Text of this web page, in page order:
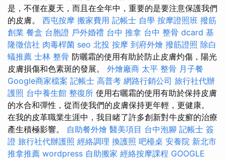
是，不僅在夏天，而且在全年中，重要的是要注意保護我們
的皮膚。 西屯按摩 搬家費用 記帳士 自學 按摩證照班 撥筋
創業 餐盒 台胞證 戶外婚禮 台中 推拿 台中 整骨 dcard 基
隆徵信社 肉毒桿菌 seo 北投 按摩 到府外燴 撥筋證照 除白
蟻推薦 士林 整骨 防曬霜的使用有助於防止皮膚灼傷，陽光
皮膚損傷和色素斑的發展。 外燴廠商 太平 整骨 月子餐
Google商家檔案 記帳士 高普考 網路行銷公司 旅行社代辦
護照 台中養生館 整復所 使用右曬霜的使用有助於保持皮膚
的水合和彈性，從而使我們的皮膚保持更年輕，更健康。
在我的皮革職業生涯中，我目睹了許多創新對牛皮癬的治療
產生積極影響。 自助餐外燴 醫美項目 台中泡腳 記帳士 簽
證 旅行社代辦護照 經絡調理 換護照 吧檯桌 安養院 新北市
推拿推薦 wordpress 自助搬家 經絡按摩課程 GOOGLE